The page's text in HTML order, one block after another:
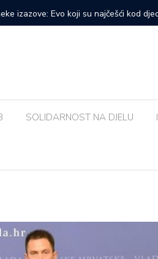
koncert: ‘Bog me svih ovih
SOLIDARNOST NA DJELU